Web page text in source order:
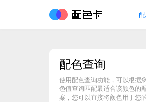
配色查询
使用配色查询功能，可以根据
色值查询匹配最适合该颜色的
案，您可以直接将颜色用于您